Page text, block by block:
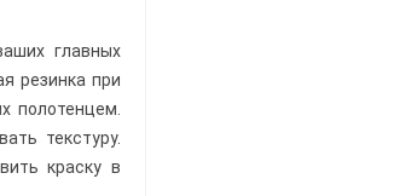
главных
резинка при
полотенцем.
текстуру.
краску в